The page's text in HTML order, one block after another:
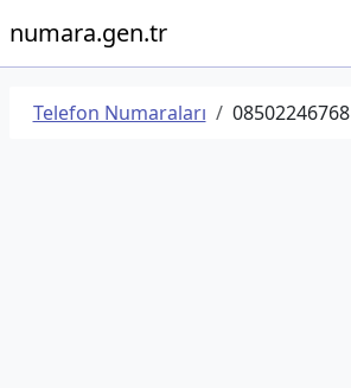
numara.gen.tr
Telefon Numaraları 08502246768